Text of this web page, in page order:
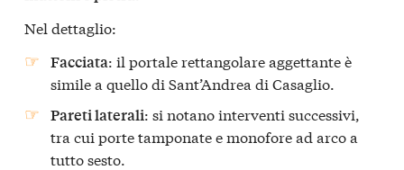
Nel dettaglio:
Facciata: il portale rettangolare aggettante è
simile a quello di Sant’Andrea di Casaglio.
Pareti laterali: si notano interventi successivi,
tra cui porte tamponate e monofore ad arco a
tutto sesto.